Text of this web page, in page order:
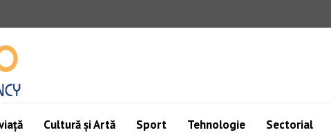
Cultură și Artă Sport Tehnologie Sectorial